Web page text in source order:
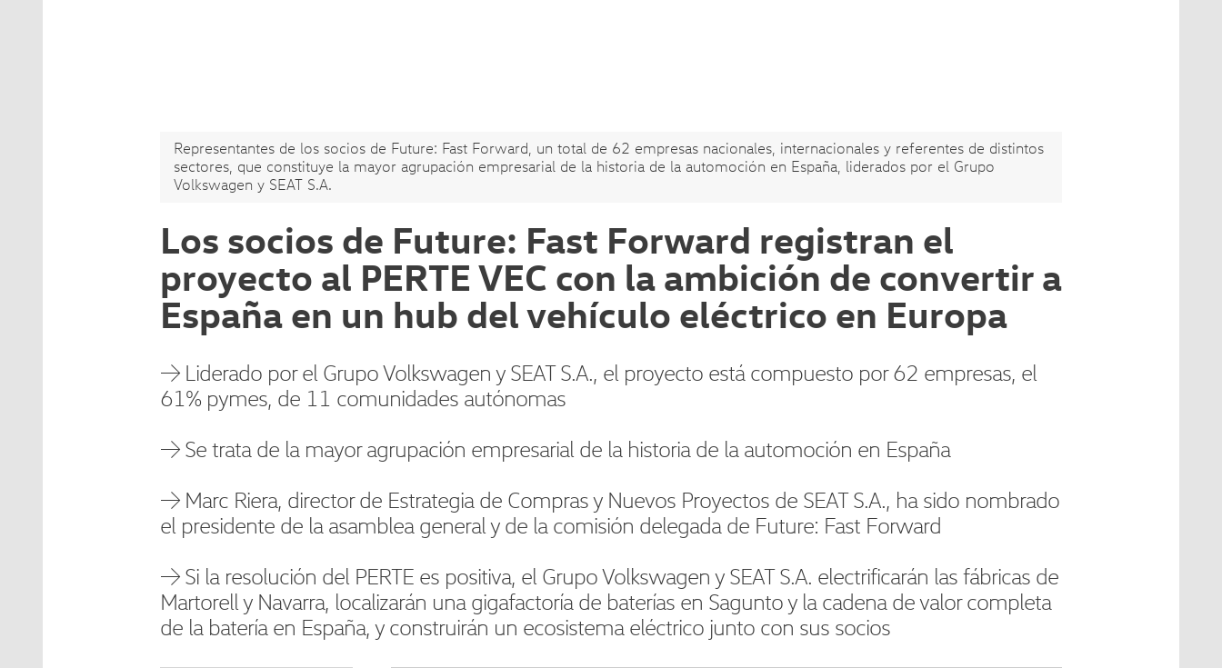
Representantes de los socios de Future: Fast Forward, un total de 62 empresas nacionales, internacionales y referentes de distintos
sectores, que constituye la mayor agrupación empresarial de la historia de la automoción en España, liderados por el Grupo
Volkswagen y SEAT S.A.
Los socios de Future: Fast Forward registran el
proyecto al PERTE VEC con la ambición de convertir a
España en un hub del vehículo eléctrico en Europa
→ Liderado por el Grupo Volkswagen y SEAT S.A., el proyecto está compuesto por 62 empresas, el
61% pymes, de 11 comunidades autónomas
→ Se trata de la mayor agrupación empresarial de la historia de la automoción en España
→ Marc Riera, director de Estrategia de Compras y Nuevos Proyectos de SEAT S.A., ha sido nombrado
el presidente de la asamblea general y de la comisión delegada de Future: Fast Forward
→ Si la resolución del PERTE es positiva, el Grupo Volkswagen y SEAT S.A. electrificarán las fábricas de
Martorell y Navarra, localizarán una gigafactoría de baterías en Sagunto y la cadena de valor completa
de la batería en España, y construirán un ecosistema eléctrico junto con sus socios